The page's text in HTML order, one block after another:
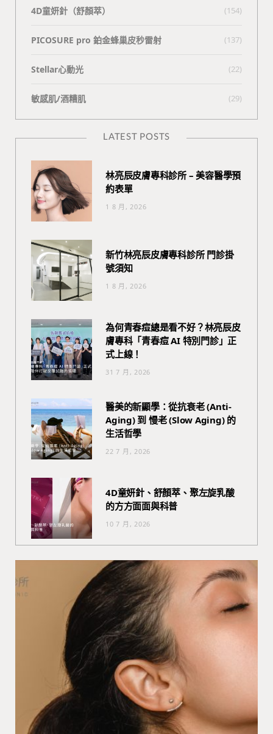
4D童妍針（舒顏萃） (154)
PICOSURE pro 鉑金蜂巢皮秒雷射 (137)
Stellar心動光 (22)
敏感肌/酒糟肌 (29)
LATEST POSTS
林亮辰皮膚專科診所 – 美容醫學預
約表單
1 8 月, 2026
新竹林亮辰皮膚專科診所 門診掛
號須知
1 8 月, 2026
為何青春痘總是看不好？林亮辰皮
膚專科「青春痘 AI 特別門診」正
式上線！
31 7 月, 2026
醫美的新顯學：從抗衰老 (Anti-
Aging) 到 慢老 (Slow Aging) 的
生活哲學
22 7 月, 2026
4D童妍針、舒顏萃、聚左旋乳酸
的方方面面與科普
10 7 月, 2026